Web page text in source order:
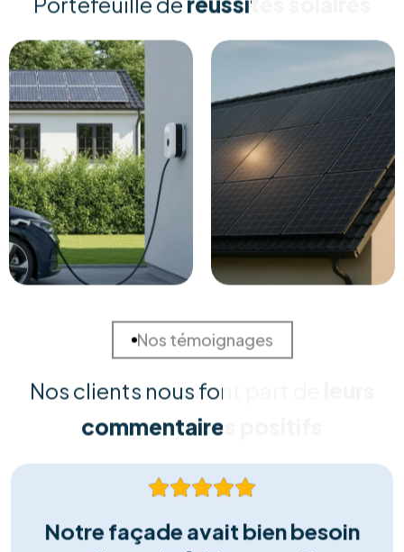
Pourquoi nous choisir ?
Des soins durables pour votre maison
et la Terre
Investir dans l'énergie durable ne devrait pas être un casse-
tête. Chez RM Solutions Group, nous simplifions votre
transition énergétique en alliant expertise technique et
accompagnement humain. Découvrez pourquoi nos clients
nous font confiance pour sécuriser leur avenir énergétique.
Chaque habitation est unique. Nous réalisons une